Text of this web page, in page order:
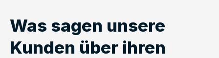
Was sagen unsere
Kunden über ihren